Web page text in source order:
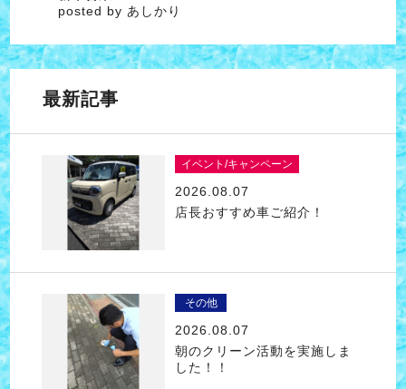
posted by あしかり
最新記事
イベント/キャンペーン
2026.08.07
店長おすすめ車ご紹介！
その他
2026.08.07
朝のクリーン活動を実施しま
した！！